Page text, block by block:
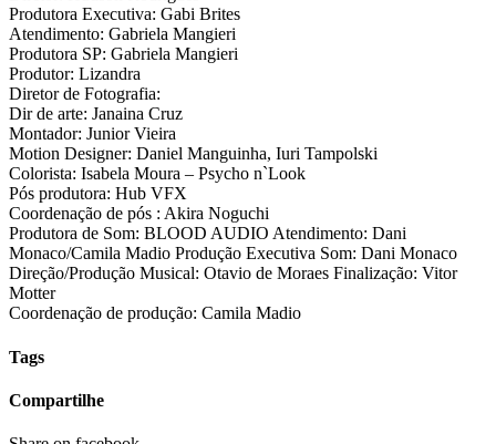
Produtora Executiva: Gabi Brites
Atendimento: Gabriela Mangieri
Produtora SP: Gabriela Mangieri
Produtor: Lizandra
Diretor de Fotografia:
Dir de arte: Janaina Cruz
Montador: Junior Vieira
Motion Designer: Daniel Manguinha, Iuri Tampolski
Colorista: Isabela Moura – Psycho n`Look
Pós produtora: Hub VFX
Coordenação de pós : Akira Noguchi
Produtora de Som: BLOOD AUDIO Atendimento: Dani
Monaco/Camila Madio Produção Executiva Som: Dani Monaco
Direção/Produção Musical: Otavio de Moraes Finalização: Vitor
Motter
Coordenação de produção: Camila Madio
Tags
Compartilhe